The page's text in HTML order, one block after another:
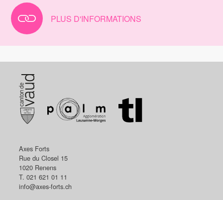
PLUS D'INFORMATIONS
Axes Forts
Rue du Closel 15
1020 Renens
T. 021 621 01 11
info@axes-forts.ch